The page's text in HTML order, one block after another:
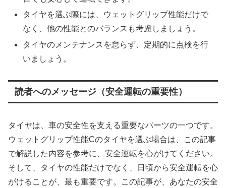
タイヤを選ぶ際には、ウェットグリップ性能だけで
なく、他の性能とのバランスも考慮しましょう。
タイヤのメンテナンスを怠らず、定期的に点検を行
いましょう。
読者へのメッセージ（安全運転の重要性）
タイヤは、車の安全性を支える重要なパーツの一つです。
ウェットグリップ性能Cのタイヤを選ぶ場合は、この記事
で解説した内容を参考に、安全運転を心がけてください。
そして、タイヤの性能だけでなく、日頃から安全運転を心
がけることが、最も重要です。この記事が、あなたの安全